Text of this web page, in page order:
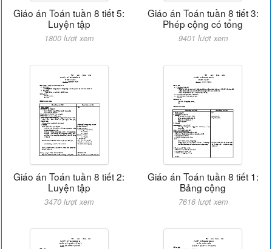
Giáo án Toán tuần 8 tiết 5:
Luyện tập
1800 lượt xem
Giáo án Toán tuần 8 tiết 3:
Phép cộng có tổng
9401 lượt xem
Giáo án Toán tuần 8 tiết 2:
Luyện tập
3470 lượt xem
Giáo án Toán tuần 8 tiết 1:
Bảng cộng
7616 lượt xem